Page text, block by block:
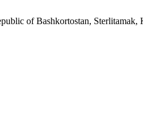
of Bashkortostan, Sterlitamak,